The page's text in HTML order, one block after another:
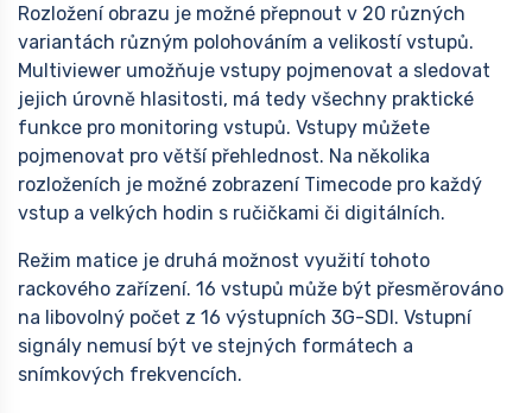
Rozložení obrazu je možné přepnout v 20 různých
variantách různým polohováním a velikostí vstupů.
Multiviewer umožňuje vstupy pojmenovat a sledovat
jejich úrovně hlasitosti, má tedy všechny praktické
funkce pro monitoring vstupů. Vstupy můžete
pojmenovat pro větší přehlednost. Na několika
rozloženích je možné zobrazení Timecode pro každý
vstup a velkých hodin s ručičkami či digitálních.
Režim matice je druhá možnost využití tohoto
rackového zařízení. 16 vstupů může být přesměrováno
na libovolný počet z 16 výstupních 3G-SDI. Vstupní
signály nemusí být ve stejných formátech a
snímkových frekvencích.